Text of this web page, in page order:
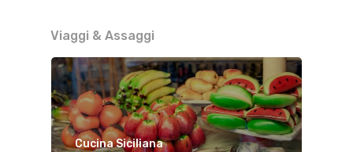
Viaggi & Assaggi
Cucina Siciliana